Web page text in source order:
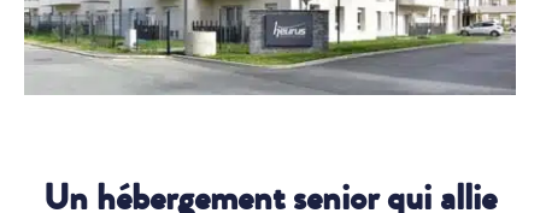
Un hébergement senior qui allie